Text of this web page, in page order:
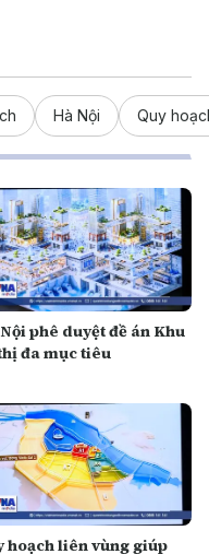
Hà Nội Quy
phê duyệt đề án Khu
đa mục tiêu
hoạch liên vùng giúp